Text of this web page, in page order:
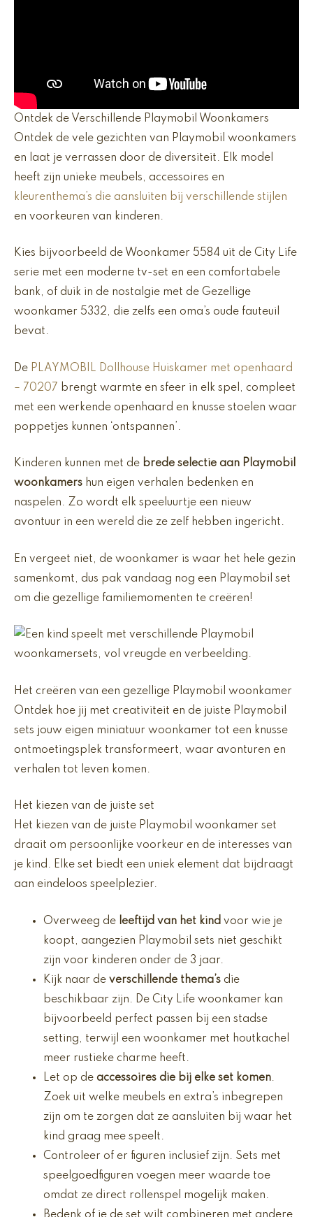
Ontdek de Verschillende Playmobil Woonkamers
Ontdek de vele gezichten van Playmobil woonkamers
en laat je verrassen door de diversiteit. Elk model
heeft zijn unieke meubels, accessoires en
kleurenthema’s die aansluiten bij verschillende stijlen
en voorkeuren van kinderen.
Kies bijvoorbeeld de Woonkamer 5584 uit de City Life
serie met een moderne tv-set en een comfortabele
bank, of duik in de nostalgie met de Gezellige
woonkamer 5332, die zelfs een oma’s oude fauteuil
bevat.
De PLAYMOBIL Dollhouse Huiskamer met openhaard
– 70207 brengt warmte en sfeer in elk spel, compleet
met een werkende openhaard en knusse stoelen waar
poppetjes kunnen ‘ontspannen’.
Kinderen kunnen met de brede selectie aan Playmobil
woonkamers hun eigen verhalen bedenken en
naspelen. Zo wordt elk speeluurtje een nieuw
avontuur in een wereld die ze zelf hebben ingericht.
En vergeet niet, de woonkamer is waar het hele gezin
samenkomt, dus pak vandaag nog een Playmobil set
om die gezellige familiemomenten te creëren!
Het creëren van een gezellige Playmobil woonkamer
Ontdek hoe jij met creativiteit en de juiste Playmobil
sets jouw eigen miniatuur woonkamer tot een knusse
ontmoetingsplek transformeert, waar avonturen en
verhalen tot leven komen.
Het kiezen van de juiste set
Het kiezen van de juiste Playmobil woonkamer set
draait om persoonlijke voorkeur en de interesses van
je kind. Elke set biedt een uniek element dat bijdraagt
aan eindeloos speelplezier.
Overweeg de leeftijd van het kind voor wie je
koopt, aangezien Playmobil sets niet geschikt
zijn voor kinderen onder de 3 jaar.
Kijk naar de verschillende thema’s die
beschikbaar zijn. De City Life woonkamer kan
bijvoorbeeld perfect passen bij een stadse
setting, terwijl een woonkamer met houtkachel
meer rustieke charme heeft.
Let op de accessoires die bij elke set komen.
Zoek uit welke meubels en extra’s inbegrepen
zijn om te zorgen dat ze aansluiten bij waar het
kind graag mee speelt.
Controleer of er figuren inclusief zijn. Sets met
speelgoedfiguren voegen meer waarde toe
omdat ze direct rollenspel mogelijk maken.
Bedenk of je de set wilt combineren met andere